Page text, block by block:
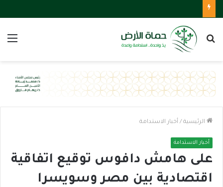
بحث
الرئيسية / أخبار الاستدامة
أخبار الاستدامة
على هامش دافوس توقيع اتفاقية
اقتصادية بين مصر وسويسرا